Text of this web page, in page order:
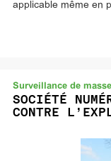
applicable même en
Surveillance de
SOCIÉTÉ
CONTRE